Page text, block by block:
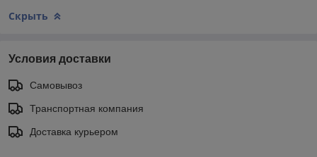
Скрыть
Условия доставки
Самовывоз
Транспортная компания
Доставка курьером